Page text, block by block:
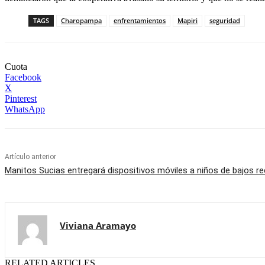
TAGS Charopampa enfrentamientos Mapiri seguridad
Cuota
Facebook
X
Pinterest
WhatsApp
Artículo anterior
Manitos Sucias entregará dispositivos móviles a niños de bajos
Viviana Aramayo
RELATED ARTICLES